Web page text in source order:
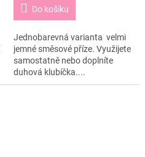
Do košíku
Jednobarevná varianta velmi
jemné směsové příze. Využijete
samostatně nebo doplníte
duhová klubíčka....